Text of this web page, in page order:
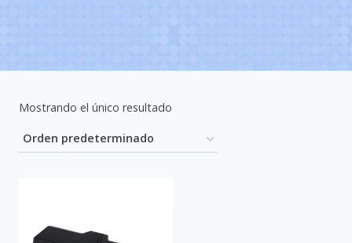
Mostrando el único resultado